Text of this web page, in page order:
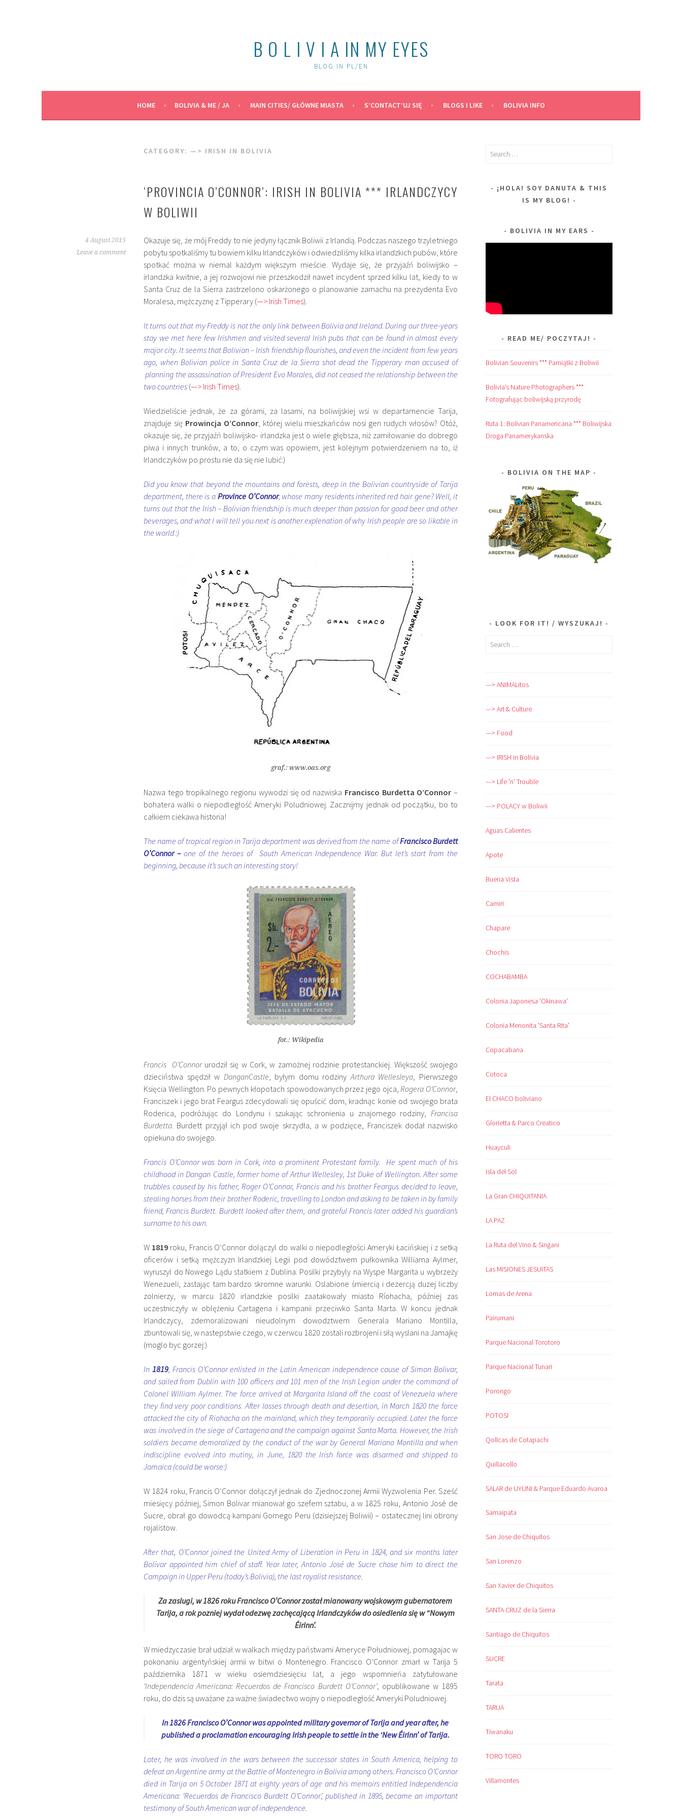
B O L I V I A IN MY EYES
BLOG IN PL/EN
HOME BOLIVIA & ME / JA MAIN CITIES/ GŁÓWNE MIASTA S’CONTACT’UJ SIĘ BLOGS I LIKE BOLIVIA INFO
CATEGORY: —> IRISH IN BOLIVIA
‘PROVINCIA O’CONNOR’: IRISH IN BOLIVIA *** IRLANDCZYCY
W BOLIWII
4 August 2015
Leave a comment
Okazuje się, że mój Freddy to nie jedyny łącznik Boliwii z Irlandią. Podczas naszego trzyletniego
pobytu spotkaliśmy tu bowiem kilku Irlandczyków i odwiedziliśmy kilka irlandzkich pubów, które
spotkać można w niemal każdym większym mieście. Wydaje się, że przyjaźń boliwijsko –
irlandzka kwitnie, a jej rozwojowi nie przeszkodził nawet incydent sprzed kilku lat, kiedy to w
Santa Cruz de la Sierra zastrzelono oskarżonego o planowanie zamachu na prezydenta Evo
Moralesa, mężczyznę z Tipperary (—> Irish Times).
It turns out that my Freddy is not the only link between Bolivia and Ireland. During our three-years
stay we met here few Irishmen and visited several Irish pubs that can be found in almost every
major city. It seems that Bolivian – Irish friendship flourishes, and even the incident from few years
ago, when Bolivian police in Santa Cruz de la Sierra shot dead the Tipperary man accused of
planning the assassination of President Evo Morales, did not ceased the relationship between the
two countries (—> Irish Times).
Wiedzieliście jednak, że za górami, za lasami, na boliwijskiej wsi w departamencie Tarija,
znajduje się Prowincja O’Connor, której wielu mieszkańców nosi gen rudych włosów? Otóż,
okazuje się, że przyjaźń boliwijsko- irlandzka jest o wiele głębsza, niż zamiłowanie do dobrego
piwa i innych trunków, a to, o czym was opowiem, jest kolejnym potwierdzeniem na to, iż
Irlandczyków po prostu nie da się nie lubić:)
Did you know that beyond the mountains and forests, deep in the Bolivian countryside of Tarija
department, there is a Province O’Connor, whose many residents inherited red hair gene? Well, it
turns out that the Irish – Bolivian friendship is much deeper than passion for good beer and other
beverages, and what I will tell you next is another explenation of why Irish people are so likable in
the world :)
graf.: www.oas.org
Nazwa tego tropikalnego regionu wywodzi się od nazwiska Francisco Burdetta O’Connor –
bohatera walki o niepodległość Ameryki Poludniowej. Zacznijmy jednak od początku, bo to
całkiem ciekawa historia!
The name of tropical region in Tarija department was derived from the name ofFrancisco Burdett
O’Connor –one of the heroes of South American Independence War. But let’s start from the
beginning, because it’s such an interesting story!
fot.: Wikipedia
Francis O’Connorurodził się w Cork, w zamożnej rodzinie protestanckiej. Większość swojego
dzieciństwa spędził w DanganCastle , byłym domu rodziny Arthura Wellesleya , Pierwszego
Księcia Wellington. Po pewnych kłopotach spowodowanych przez jego ojca, Rogera O’Connor,
Franciszek i jego brat Feargus zdecydowali się opuścić dom, kradnąc konie od swojego brata
Roderica, podróżując do Londynu i szukając schronienia u znajomego rodziny, Francisa
Burdetta Burdett przyjął ich pod swoje skrzydła, a w podzięce, Franciszek dodał nazwisko
opiekuna do swojego.
Francis O’Connor was born in Cork, into a prominent Protestant family. He spent much of his
childhood in Dangan Castle, former home of Arthur Wellesley, 1st Duke of Wellington. After some
trubbles caused by his father, Roger O’Connor, Francis and his brother Feargus decided to leave,
stealing horses from their brother Roderic, travelling to London and asking to be taken in by family
friend, Francis Burdett. Burdett looked after them, and grateful Francis later added his guardian’s
surname to his own.
W 1819 roku, Francis O’Connor dolączyl do walki o niepodległości Ameryki Łacińskiej i z setką
oficerów i setką mężczyzn Irlandzkiej Legii pod dowództwem pułkownika Williama Aylmer,
wyruszyl do Nowego Lądu statkiem z Dublina. Posilki przybyly na Wyspe Margarita u wybrzeży
Wenezueli, zastając tam bardzo skromne warunki. Oslabione śmiercią i dezercją duzej liczby
zolnierzy, w marcu 1820 irlandzkie posilki zaatakowały miasto Ríohacha, później zas
uczestniczyły w oblężeniu Cartagena i kampanii przeciwko Santa Marta. W koncu jednak
Irlandczycy, zdemoralizowani nieudolnym dowodztwem Generala Mariano Montilla,
zbuntowali się, w nastepstwie czego, w czerwcu 1820 zostali rozbrojeni i siłą wyslani na Jamajkę
(moglo byc gorzej:)
In 1819, Francis O’Connor enlisted in the Latin American independence cause of Simon Bolivar,
and sailed from Dublin with 100 officers and 101 men of the Irish Legion under the command of
Colonel William Aylmer. The force arrived at Margarita Island off the coast of Venezuela where
they find very poor conditions. After losses through death and desertion, in March 1820 the force
attacked the city of Riohacha on the mainland, which they temporarily occupied. Later the force
was involved in the siege of Cartagena and the campaign against Santa Marta. However, the Irish
soldiers became demoralized by the conduct of the war by General Mariano Montilla and when
indiscipline evolved into mutiny, in June, 1820 the Irish force was disarmed and shipped to
Jamaica (could be worse:)
W 1824 roku, Francis O’Connor dołączył jednak do Zjednoczonej Armii Wyzwolenia Per. Sześć
miesięcy później, Simon Bolivar mianował go szefem sztabu, a w 1825 roku, Antonio José de
Sucre, obrał go dowodcą kampani Gornego Peru (dzisiejszej Boliwii) – ostatecznej lini obrony
rojalistow.
After that, O’Connor joined the United Army of Liberation in Peru in 1824, and six months later
Bolívar appointed him chief of staff. Year later, Antonio José de Sucre chose him to direct the
Campaign in Upper Peru (today’s Bolivia), the last royalist resistance.
Za zaslugi, w 1826 roku Francisco O’Connor został mianowany wojskowym gubernatorem
Tarija, a rok pozniej wydał odezwę zachęcającą Irlandczyków do osiedlenia się w“Nowym
Éirinn’.
W miedzyczasie brał udział w walkach między państwami Ameryce Południowej, pomagajac w
pokonaniu argentyńskiej armii w bitwi o Montenegro. Francisco O’Connor zmarł w Tarija 5
października 1871 w wieku osiemdziesięciu lat, a jego wspomnieńa zatytułowane
‘Independencia Americana: Recuerdos de Francisco Burdett O’Connor’, opublikowane w 1895
roku, do dzis są uważane za ważne świadectwo wojny o niepodległość Ameryki Poludniowej.
In 1826 Francisco O’Connor was appointed military governor of Tarija and year after, he
published a proclamation encouraging Irish people to settle in the ‘New Éirinn’ of Tarija.
Later, he was involved in the wars between the successor states in South America, helping to
defeat an Argentine army at the Battle of Montenegro in Bolivia among others. Francisco O’Connor
died in Tarija on 5 October 1871 at eighty years of age and his memoirs entitled Independencia
Americana: ‘Recuerdos de Francisco Burdett O’Connor’, published in 1895, became an important
testimony of South American war of independence.
Search
¡HOLA! SOY DANUTA & THIS
IS MY BLOG!
BOLIVIA IN MY EARS
READ ME/ POCZYTAJ!
Bolivian Souvenirs *** Pamiątki z Boliwii
Bolivia’s Nature Photographers ***
Fotografując boliwijską przyrodę
Ruta 1: Bolivian Panamericana *** Boliwijska
Droga Panamerykanska
BOLIVIA ON THE MAP
LOOK FOR IT! / WYSZUKAJ!
Search
—> ANIMALitos
—> Art & Culture
—> Food
—> IRISH in Bolivia
—> Life 'n' Trouble
—> POLACY w Boliwii
Aguas Calientes
Apote
Buena Vista
Camiri
Chapare
Chochis
COCHABAMBA
Colonia Japonesa 'Okinawa'
Colonia Menonita 'Santa Rita'
Copacabana
Cotoca
El CHACO boliviano
Glorietta & Parco Creatico
Huayculi
Isla del Sol
La Gran CHIQUITANIA
LA PAZ
La Ruta del Vino & Singani
Las MISIONES JESUITAS
Lomas de Arena
Pairumani
Parque Nacional Torotoro
Parque Nacional Tunari
Porongo
POTOSI
Qollcas de Cotapachi
Quillacollo
SALAR de UYUNI & Parque Eduardo Avaroa
Samaipata
San Jose de Chiquitos
San Lorenzo
San Xavier de Chiquitos
SANTA CRUZ de la Sierra
Santiago de Chiquitos
SUCRE
Tarata
TARIJA
Tiwanaku
TORO TORO
Villamontes